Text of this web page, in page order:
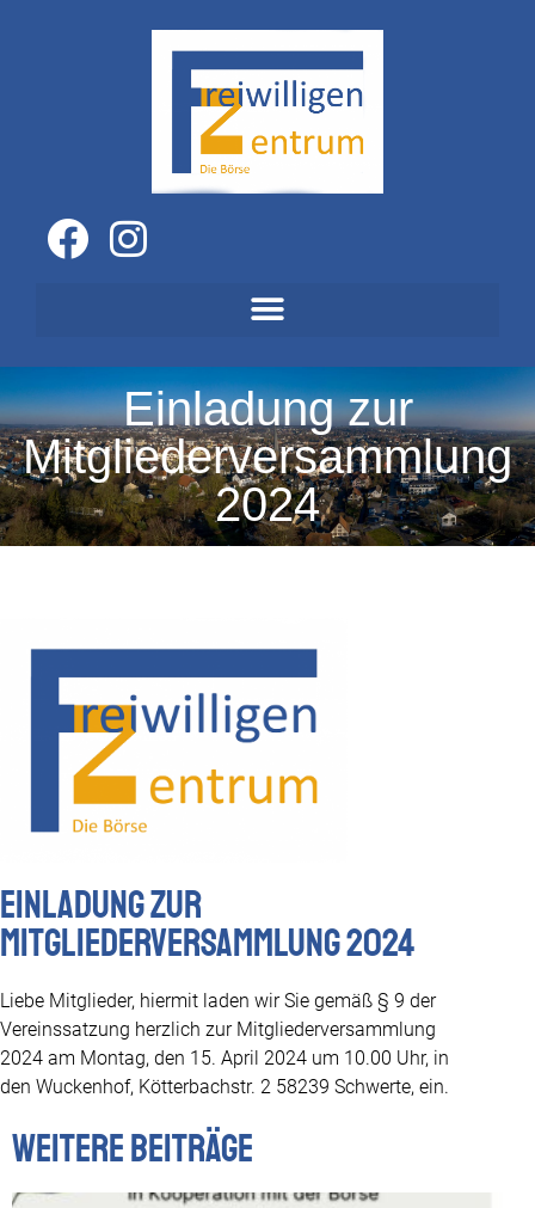
Einladung zur
Mitgliederversammlung
2024
Einladung zur
Mitgliederversammlung 2024
Liebe Mitglieder, hiermit laden wir Sie gemäß § 9 der
Vereinssatzung herzlich zur Mitgliederversammlung
2024 am Montag, den 15. April 2024 um 10.00 Uhr, in
den Wuckenhof, Kötterbachstr. 2 58239 Schwerte, ein.
Weitere Beiträge